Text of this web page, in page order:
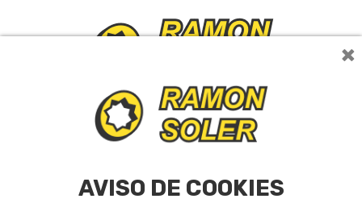
×
AVISO DE COOKIES